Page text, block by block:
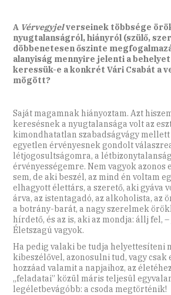
A Vérvegyjelverseinek többsége
nyugtalanságról, hiányról (szülő,
döbbenetesen őszinte
alanyiság mennyire jelenti a
keressük-e a konkrét Vári Csabát a
mögött?
Saját magamnak hiányoztam. Azt
keresésnek a nyugtalansága volt az
kimondhatatlan szabadságvágy mellett
egyetlen érvényesnek gondolt
létjogosultságomra, a
érvényességemre. Nem vagyok azonos
sem, de aki beszél, az mind én voltam
elhagyott élettárs, a szerető, aki gyáva
árva, az istentagadó, az alkoholista, az
a botrány-barát, a nagy szerelmek
hírdető, és az is, aki az mondja: állj fel,
Életszagú vagyok.
Ha pedig valaki be tudja helyettesíteni
kibeszélővel, azonosulni tud, vagy csak
hozzáad valamit a napjaihoz, az
„feladatai” közül máris teljesül
legéletbevágóbb: a csoda megtörténik!